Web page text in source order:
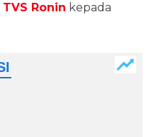
TVS Ronin kepada